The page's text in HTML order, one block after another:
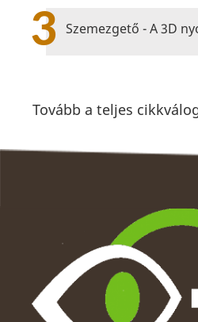
3 Szemezgető - A 3D
Tovább a teljes